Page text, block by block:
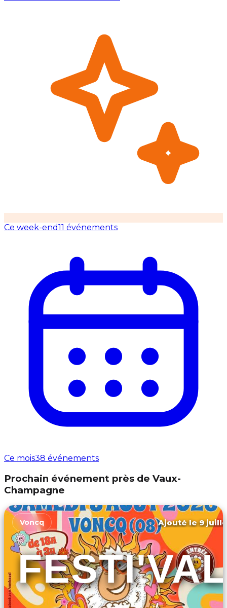
Ce week-end11 événements
Ce mois38 événements
Prochain événement près de Vaux-
Champagne
Voncq Ajouté le 9
FESTI'VAL